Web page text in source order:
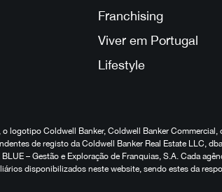
Franchising
Viver em Portugal
Lifestyle
logotipo Coldwell Banker, Coldwell Banker Commercial,
de registo da Coldwell Banker Real Estate LLC, dba
– Gestão e Exploração de Franquias, S.A. Cada
disponibilizados neste website, sendo estes da